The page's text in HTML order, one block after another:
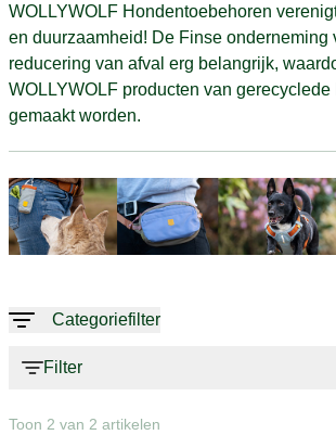
WOLLYWOLF Hondentoebehoren
en duurzaamheid! De Finse onderneming
reducering van afval erg belangrijk,
WOLLYWOLF producten van gerecyclede
gemaakt worden.
Categoriefilter
Filter
Toon 2 van 2 artikelen